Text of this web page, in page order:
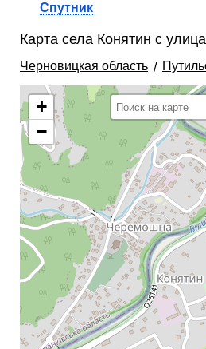
Спутник
Карта села Конятин с
Черновицкая область
+
−